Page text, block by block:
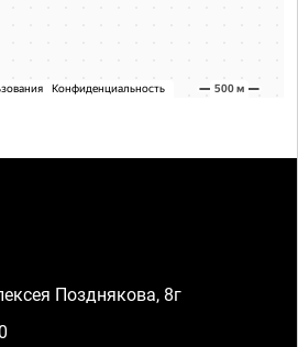
Позднякова, 8г